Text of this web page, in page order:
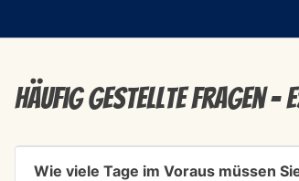
Häufig gestellte Fragen -
Wie viele Tage im Voraus müssen